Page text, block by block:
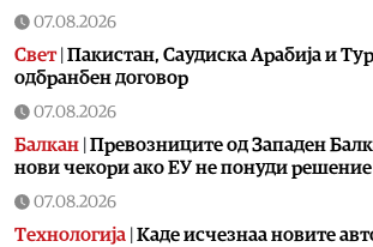
07.08.2026
Свет| Пакистан, Саудиска Арабија и
одбранбен договор
07.08.2026
Балкан Превозниците од Западен
нови чекори ако ЕУ не понуди решение
07.08.2026
Технологија Kаде исчезнаа новите